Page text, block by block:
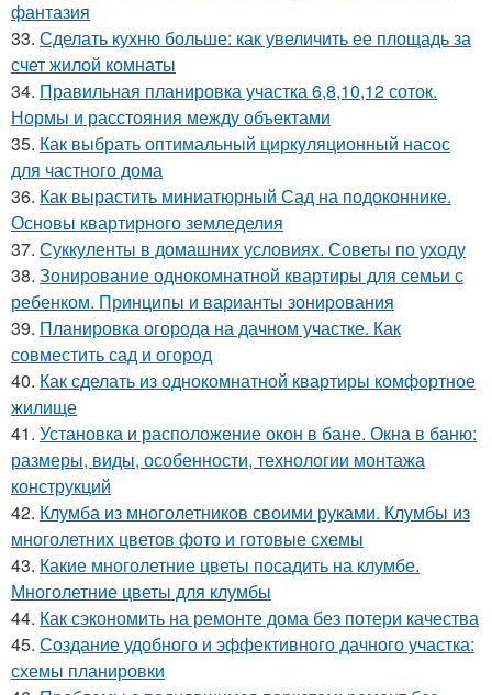
фантазия
33. Сделать кухню больше: как увеличить ее площадь за
счет жилой комнаты
34. Правильная планировка участка 6,8,10,12 соток.
Нормы и расстояния между объектами
35. Как выбрать оптимальный циркуляционный насос
для частного дома
36. Как вырастить миниатюрный Сад на подоконнике.
Основы квартирного земледелия
37. Суккуленты в домашних условиях. Советы по уходу
38. Зонирование однокомнатной квартиры для семьи с
ребенком. Принципы и варианты зонирования
39. Планировка огорода на дачном участке. Как
совместить сад и огород
40. Как сделать из однокомнатной квартиры комфортное
жилище
41. Установка и расположение окон в бане. Окна в баню:
размеры, виды, особенности, технологии монтажа
конструкций
42. Клумба из многолетников своими руками. Клумбы из
многолетних цветов фото и готовые схемы
43. Какие многолетние цветы посадить на клумбе.
Многолетние цветы для клумбы
44. Как сэкономить на ремонте дома без потери качества
45. Создание удобного и эффективного дачного участка:
схемы планировки